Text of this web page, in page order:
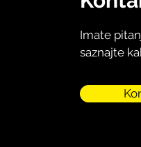
Imate
saznajte